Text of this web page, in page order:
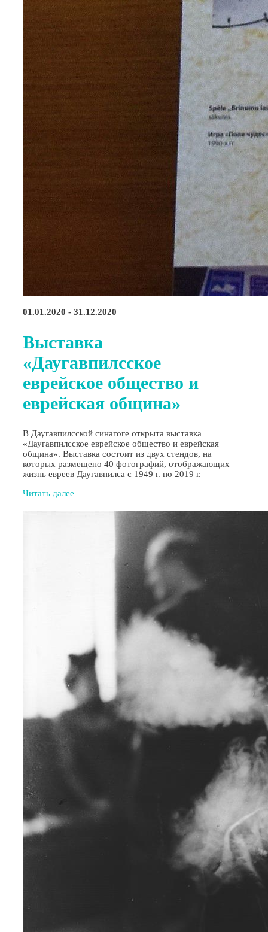
01.01.2020 - 31.12.2020
Выставка
«Даугавпилсское
еврейское общество и
еврейская община»
В Даугавпилсской синагоге открыта выставка
«Даугавпилсское еврейское общество и еврейская
община». Выставка состоит из двух стендов, на
которых размещено 40 фотографий, отображающих
жизнь евреев Даугавпилса с 1949 г. по 2019 г.
Читать далее